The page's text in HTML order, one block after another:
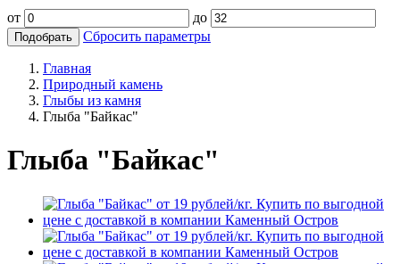
от до
Подобрать Сбросить параметры
Главная
Природный камень
Глыбы из камня
Глыба "Байкас"
Глыба "Байкас"